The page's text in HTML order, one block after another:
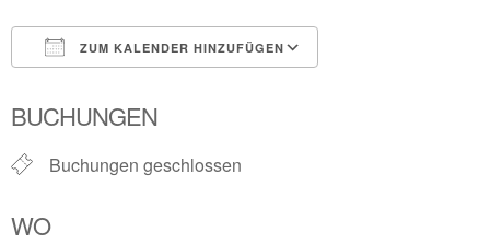
ZUM KALENDER HINZUFÜGEN
BUCHUNGEN
Buchungen geschlossen
WO